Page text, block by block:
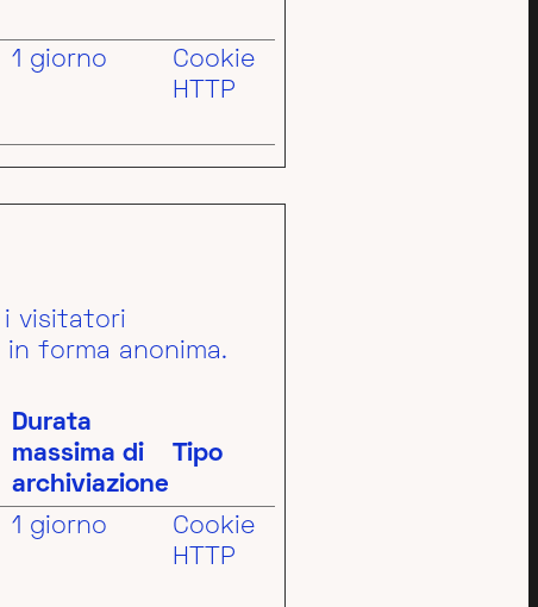
1 giorno
Cookie
HTTP
visitatori
forma anonima.
Durata
massima di
archiviazione
Tipo
1 giorno
Cookie
HTTP